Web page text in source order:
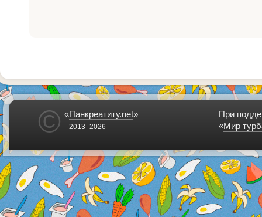
© «Панкреатиту.net»
2013–2026
При
«Мир